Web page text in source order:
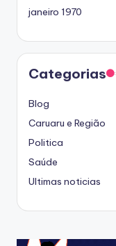
janeiro 1970
Categorias
Blog
Caruaru e Região
Politica
Saúde
Ultimas noticias